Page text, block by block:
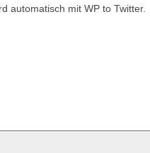
automatisch mit WP to Twitter.